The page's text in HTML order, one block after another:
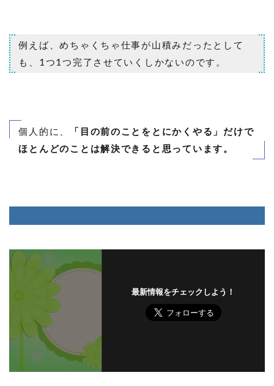
例えば、めちゃくちゃ仕事が山積みだったとして
も、1つ1つ完了させていくしかないのです。
個人的に、
「目の前のことをとにかくやる」だけで
ほとんどのことは解決できると思っています。
最新情報をチェックしよう！